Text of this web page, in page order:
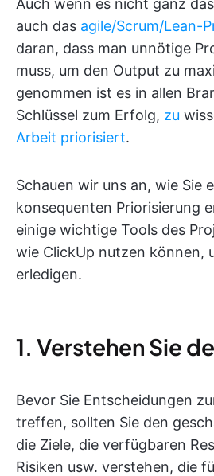
Auch wenn es nicht ganz
auch das agile/Scrum/Lean-
daran, dass man unnötige
muss, um den Output zu
genommen ist es in allen
Schlüssel zum Erfolg, zu
Arbeit priorisiert.
Schauen wir uns an, wie Sie
konsequenten Priorisierung
einige wichtige Tools des
wie ClickUp nutzen können,
erledigen.
1. Verstehen Sie
Bevor Sie Entscheidungen
treffen, sollten Sie den
die Ziele, die verfügbaren
Risiken usw. verstehen, die